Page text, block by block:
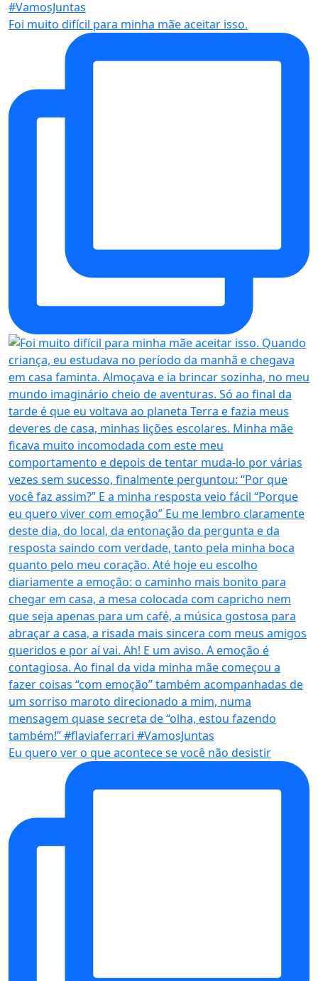
Foi muito difícil para minha mãe aceitar isso.
Eu quero ver o que acontece se você não desistir